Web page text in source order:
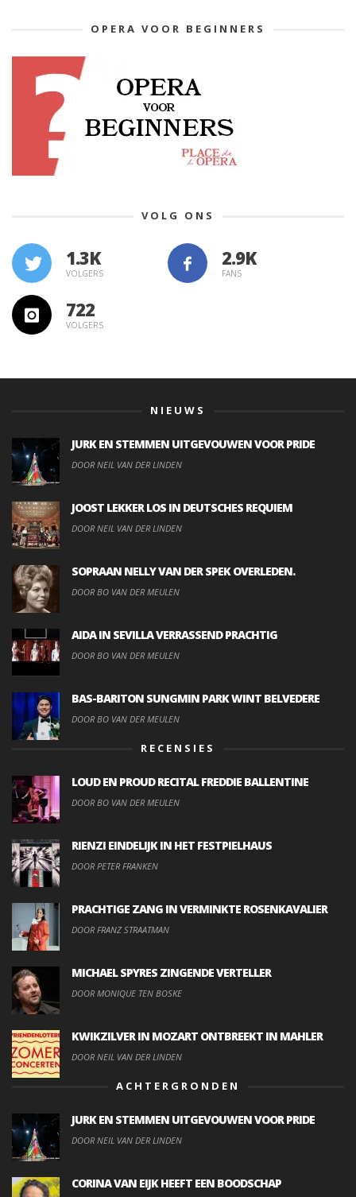
OPERA VOOR BEGINNERS
VOLG ONS
1.3K
VOLGERS FANS
722
VOLGERS
NIEUWS
JURK EN STEMMEN UITGEVOUWEN VOOR PRIDE
DOOR NEIL VAN DER LINDEN
JOOST LEKKER LOS IN DEUTSCHES REQUIEM
DOOR NEIL VAN DER LINDEN
SOPRAAN NELLY VAN DER SPEK OVERLEDEN.
DOOR BO VAN DER MEULEN
AIDA IN SEVILLA VERRASSEND PRACHTIG
DOOR BO VAN DER MEULEN
BAS-BARITON SUNGMIN PARK WINT BELVEDERE
DOOR BO VAN DER MEULEN
RECENSIES
LOUD EN PROUD RECITAL FREDDIE BALLENTINE
DOOR BO VAN DER MEULEN
RIENZI EINDELIJK IN HET FESTPIELHAUS
DOOR PETER FRANKEN
PRACHTIGE ZANG IN VERMINKTE ROSENKAVALIER
DOOR FRANZ STRAATMAN
MICHAEL SPYRES ZINGENDE VERTELLER
DOOR MONIQUE TEN BOSKE
KWIKZILVER IN MOZART ONTBREEKT IN MAHLER
DOOR NEIL VAN DER LINDEN
ACHTERGRONDEN
JURK EN STEMMEN UITGEVOUWEN VOOR PRIDE
DOOR NEIL VAN DER LINDEN
CORINA VAN EIJK HEEFT EEN BOODSCHAP